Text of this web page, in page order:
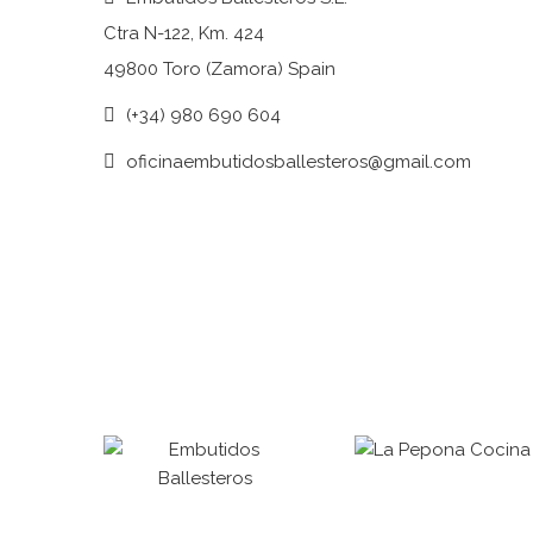
Ctra N-122, Km. 424
49800 Toro (Zamora) Spain
(+34) 980 690 604
oficinaembutidosballesteros@gmail.com